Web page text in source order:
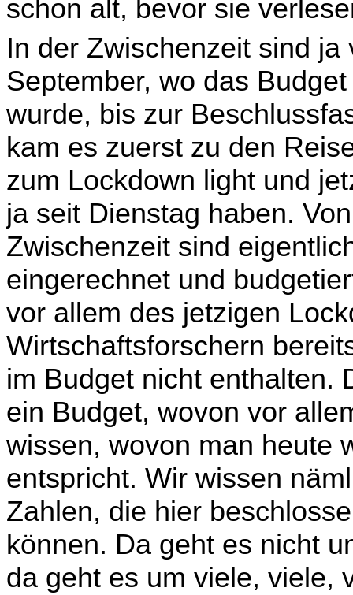
schon alt, bevor sie
In der Zwischenzeit sind
September, wo das
wurde, bis zur
kam es zuerst zu den
zum Lockdown light und
ja seit Dienstag haben.
Zwischenzeit sind
eingerechnet und
vor allem des jetzigen
Wirtschaftsforschern
im Budget nicht enthalten.
ein Budget, wovon vor
wissen, wovon man heute
entspricht. Wir wissen
Zahlen, die hier
können. Da geht es nicht
da geht es um viele, viele,